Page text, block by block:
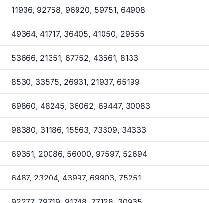
11936, 92758, 96920, 59751, 64908
49364, 41717, 36405, 41050, 29555
53666, 21351, 67752, 43561, 8133
8530, 33575, 26931, 21937, 65199
69860, 48245, 36062, 69447, 30083
98380, 31186, 15563, 73309, 34333
69351, 20086, 56000, 97597, 52694
6487, 23204, 43997, 69903, 75251